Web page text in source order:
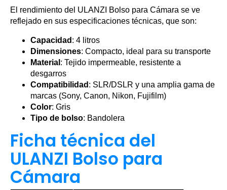
El rendimiento del ULANZI Bolso para Cámara se ve
reflejado en sus especificaciones técnicas, que son:
Capacidad : 4 litros
Dimensiones: Compacto, ideal para su transporte
Material : Tejido impermeable, resistente a
desgarros
Compatibilidad : SLR/DSLR y una amplia gama de
marcas (Sony, Canon, Nikon, Fujifilm)
Color: Gris
Tipo de bolso: Bandolera
Ficha técnica del
ULANZI Bolso para
Cámara